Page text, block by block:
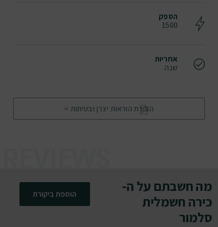
הספק
1500
אחריות
שנה
הורדת הוראות יצרן ובטיחות >
מה חשבתם על ה-
כירה חשמלית
סלמור
הוספת ביקורת